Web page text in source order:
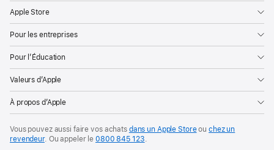
Apple Store
Pour les entreprises
Pour l’Éducation
Valeurs d’Apple
À propos d’Apple
Vous pouvez aussi faire vos achats dans un Apple Storeouchez un
revendeur. Ouappeler le0800 845 123